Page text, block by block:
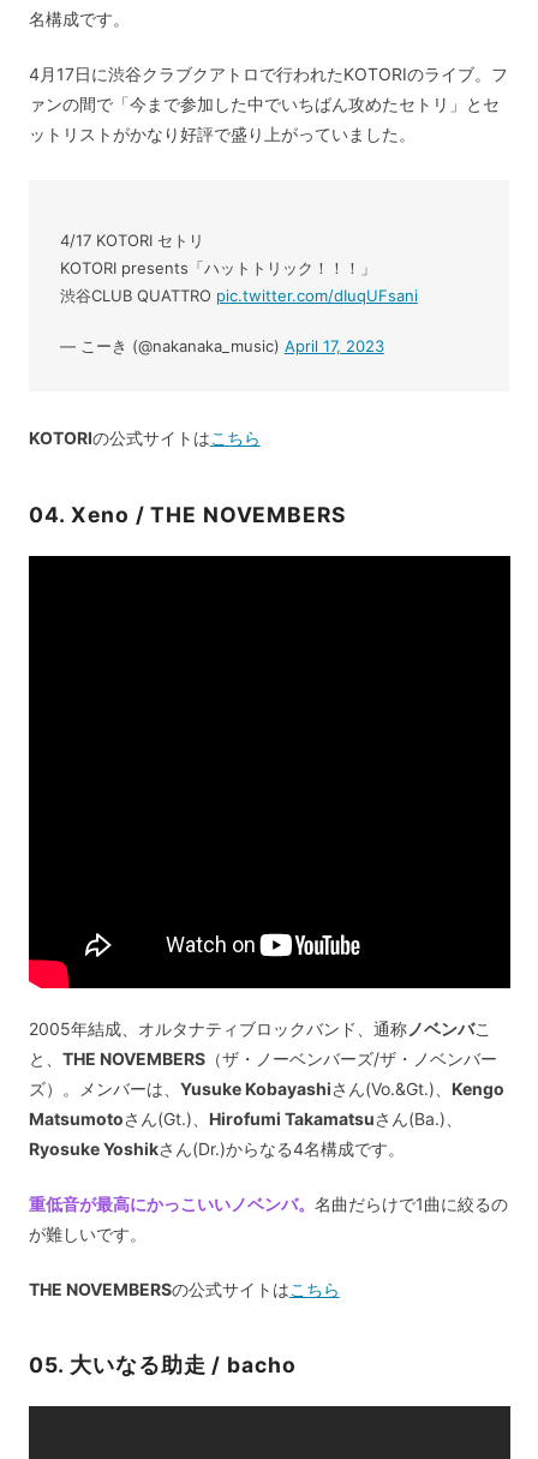
名構成です。
4月17日に渋谷クラブクアトロで行われたKOTORIのライブ。フ
ァンの間で「今まで参加した中でいちばん攻めたセトリ」とセ
ットリストがかなり好評で盛り上がっていました。
4/17 KOTORI セトリ
KOTORI presents「ハットトリック！！！」
渋谷CLUB QUATTRO pic.twitter.com/dIuqUFsani
— こーき (@nakanaka_music) April 17, 2023
KOTORIの公式サイトはこちら
04. Xeno / THE NOVEMBERS
2005年結成、オルタナティブロックバンド、通称ノベンバこ
と、 THE NOVEMBERS（ザ・ノーベンバーズ/ザ・ノベンバー
ズ）。メンバーは、 Yusuke Kobayashiさん(Vo.&Gt.)、 Kengo
Matsumotoさん(Gt.)、 Hirofumi Takamatsuさん(Ba.)、
Ryosuke Yoshikさん(Dr.)からなる4名構成です。
重低音が最高にかっこいいノベンバ。 名曲だらけで1曲に絞るの
が難しいです。
THE NOVEMBERSの公式サイトはこちら
05. 大いなる助走 / bacho